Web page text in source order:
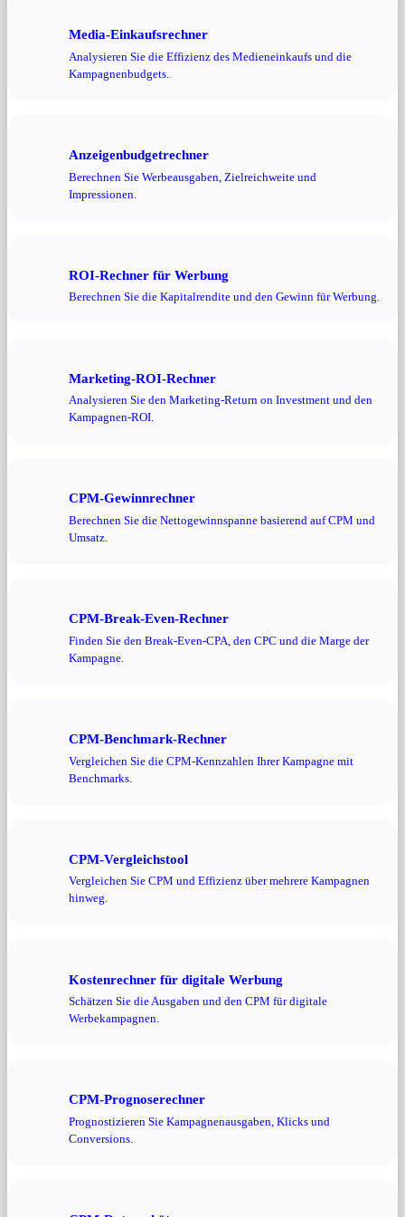
Media-Einkaufsrechner
Analysieren Sie die Effizienz des Medieneinkaufs und die
Kampagnenbudgets.
Anzeigenbudgetrechner
Berechnen Sie Werbeausgaben, Zielreichweite und
Impressionen.
ROI-Rechner für Werbung
Berechnen Sie die Kapitalrendite und den Gewinn für Werbung.
Marketing-ROI-Rechner
Analysieren Sie den Marketing-Return on Investment und den
Kampagnen-ROI.
CPM-Gewinnrechner
Berechnen Sie die Nettogewinnspanne basierend auf CPM und
Umsatz.
CPM-Break-Even-Rechner
Finden Sie den Break-Even-CPA, den CPC und die Marge der
Kampagne.
CPM-Benchmark-Rechner
Vergleichen Sie die CPM-Kennzahlen Ihrer Kampagne mit
Benchmarks.
CPM-Vergleichstool
Vergleichen Sie CPM und Effizienz über mehrere Kampagnen
hinweg.
Kostenrechner für digitale Werbung
Schätzen Sie die Ausgaben und den CPM für digitale
Werbekampagnen.
CPM-Prognoserechner
Prognostizieren Sie Kampagnenausgaben, Klicks und
Conversions.